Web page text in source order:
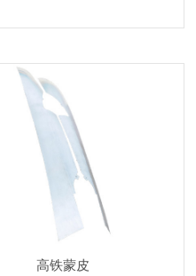
高铁蒙皮